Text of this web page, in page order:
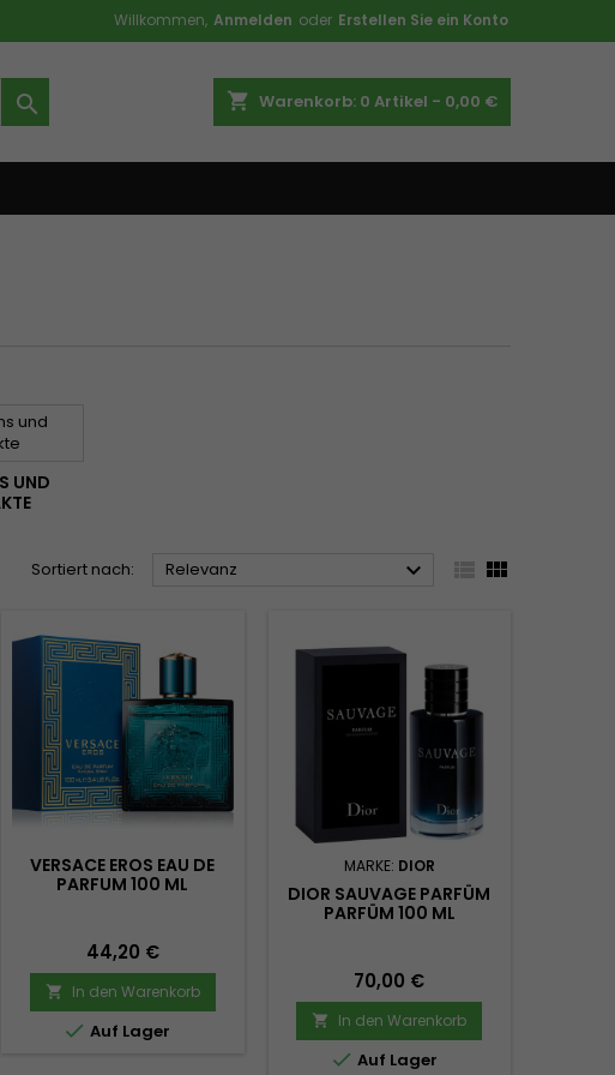
Willkommen, Anmelden oder Erstellen Sie ein Konto
shopping_cart Warenkorb: 0 Artikel - 0,00 €

UND
Sortiert nach: Relevanz  
VERSACE EROS EAU DE
PARFUM 100 ML
Preis
44,20 €
 In den Warenkorb
 Auf Lager
MARKE: DIOR
DIOR SAUVAGE PARFÜM
PARFÜM 100 ML
Preis
70,00 €
 In den Warenkorb
 Auf Lager